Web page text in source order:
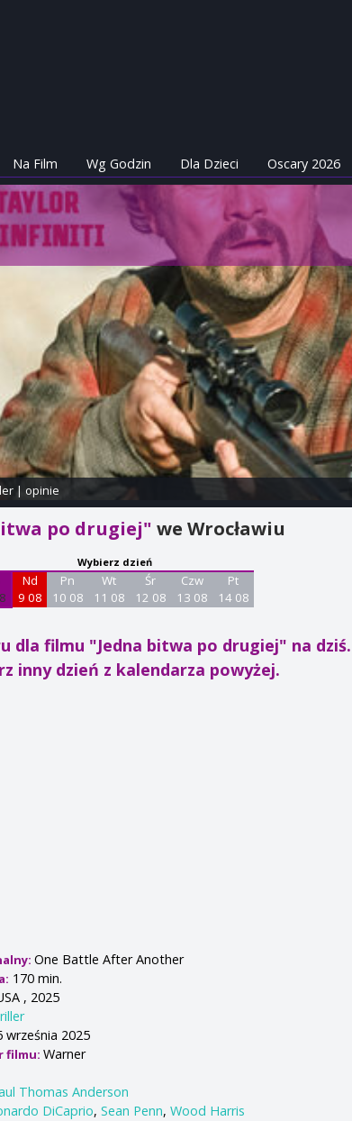
Na Film Wg Godzin Dla Dzieci Oscary 2026
| opinie
po drugiej"we Wrocławiu
Wybierz dzień
Nd
9 08
Pn
10 08
Wt
11 08
Śr
12 08
Czw
13 08
Pt
14 08
dla filmu "Jedna bitwa po drugiej" na dziś.
inny dzień z kalendarza powyżej.
One Battle After Another
170 min.
, 2025
września 2025
filmu:Warner
Thomas Anderson
DiCaprio,Sean Penn,Wood Harris